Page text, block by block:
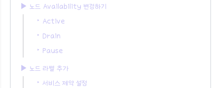
▶︎ 노드 Availability 변경하기
‣ Active
‣ Drain
‣ Pause
▶︎ 노드 라벨 추가
‣ 서비스 제약 설정